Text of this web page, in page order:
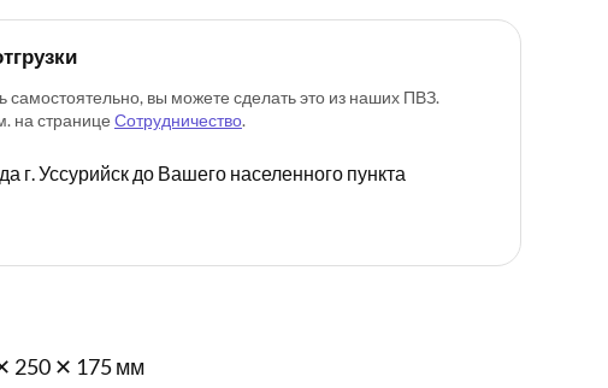
самостоятельно, вы можете сделать это из наших ПВЗ.
на странице Сотрудничество.
г. Уссурийск до Вашего населенного пункта
250 ✕ 175 мм